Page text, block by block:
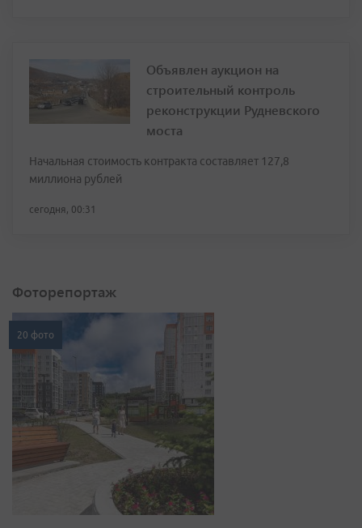
Объявлен аукцион на
строительный контроль
реконструкции Рудневского
моста
Начальная стоимость контракта составляет 127,8
миллиона рублей
сегодня, 00:31
Фоторепортаж
20 фото